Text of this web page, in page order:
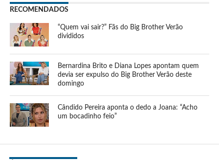
RECOMENDADOS
“Quem vai sair?” Fãs do Big Brother Verão
divididos
Bernardina Brito e Diana Lopes apontam quem
devia ser expulso do Big Brother Verão deste
domingo
Cândido Pereira aponta o dedo a Joana: “Acho
um bocadinho feio”